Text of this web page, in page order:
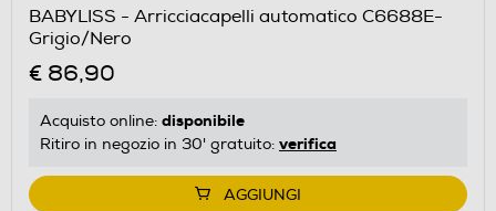
BABYLISS - Arricciacapelli automatico C6688E-
Grigio/Nero
€ 86,90
Acquisto online: disponibile
Ritiro in negozio in 30' gratuito: verifica
AGGIUNGI